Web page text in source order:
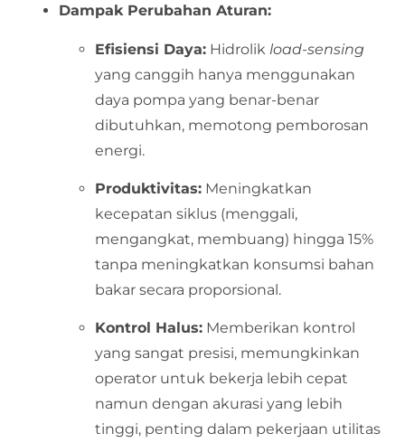
Dampak Perubahan Aturan:
Efisiensi Daya: Hidrolik load-sensing
yang canggih hanya menggunakan
daya pompa yang benar-benar
dibutuhkan, memotong pemborosan
energi.
Produktivitas: Meningkatkan
kecepatan siklus (menggali,
mengangkat, membuang) hingga 15%
tanpa meningkatkan konsumsi bahan
bakar secara proporsional.
Kontrol Halus: Memberikan kontrol
yang sangat presisi, memungkinkan
operator untuk bekerja lebih cepat
namun dengan akurasi yang lebih
tinggi, penting dalam pekerjaan utilitas